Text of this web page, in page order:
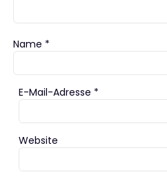
Name *
E-Mail-Adresse *
Website